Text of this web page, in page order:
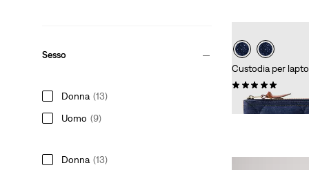
Sesso
Donna (13)
Uomo (9)
Donna (13)
Custodia per
€ 39,00